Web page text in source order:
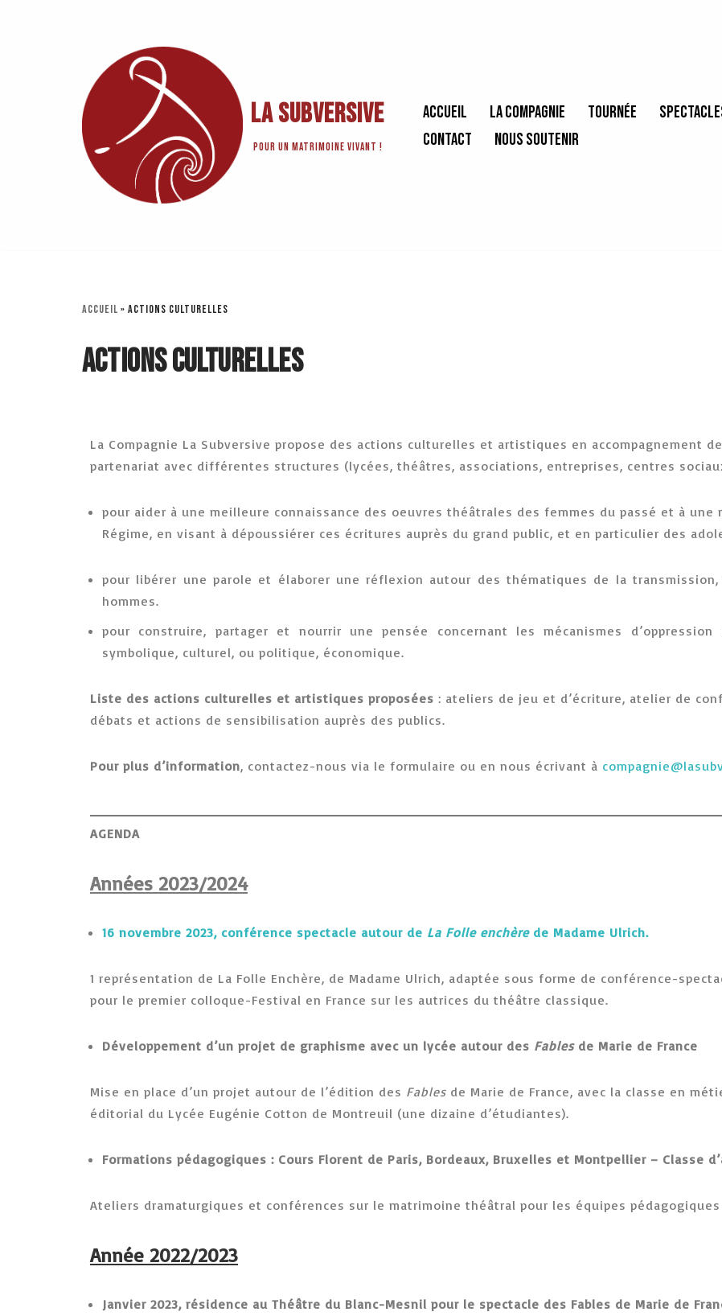
La Subversive
Pour un matrimoine vivant !
Accueil La Compagnie Tournée
Contact
Nous soutenir
Accueil » Actions culturelles
Actions culturelles
La Compagnie La Subversive propose des actions culturelles et artistiques en accompagnement
partenariat avec différentes structures (lycées, théâtres, associations, entreprises, centres
pour aider à une meilleure connaissance des oeuvres théâtrales des femmes du passé et à une
Régime, en visant à dépoussiérer ces écritures auprès du grand public, et en particulier des
pour libérer une parole et élaborer une réflexion autour des thématiques de la
hommes.
pour construire, partager et nourrir une pensée concernant les mécanismes
symbolique, culturel, ou politique, économique.
Liste des actions culturelles et artistiques proposées : ateliers de jeu et d’écriture, atelier de
débats et actions de sensibilisation auprès des publics.
Pour plus d’information, contactez-nous via le formulaire ou en nous écrivant à
AGENDA
Années 2023/2024
16 novembre 2023, conférence spectacle autour de La Folle enchèrede Madame Ulrich.
1 représentation de La Folle Enchère, de Madame Ulrich, adaptée sous forme de conférence-
pour le premier colloque-Festival en France sur les autrices du théâtre classique.
Développement d’un projet de graphisme avec un lycée autour des Fablesde Marie de France
Mise en place d’un projet autour de l’édition des Fables de Marie de France, avec la classe en
éditorial du Lycée Eugénie Cotton de Montreuil (une dizaine d’étudiantes).
Formations pédagogiques : Cours Florent de Paris, Bordeaux, Bruxelles et Montpellier – Classe
Ateliers dramaturgiques et conférences sur le matrimoine théâtral pour les équipes
Année 2022/2023
Janvier 2023, résidence au Théâtre du Blanc-Mesnil pour le spectacle des Fables de Marie de